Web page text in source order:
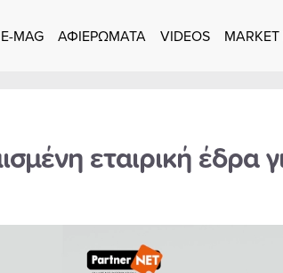
E-MAG ΑΦΙΕΡΩΜΑΤΑ VIDEOS MARKET
εταιρική έδρα